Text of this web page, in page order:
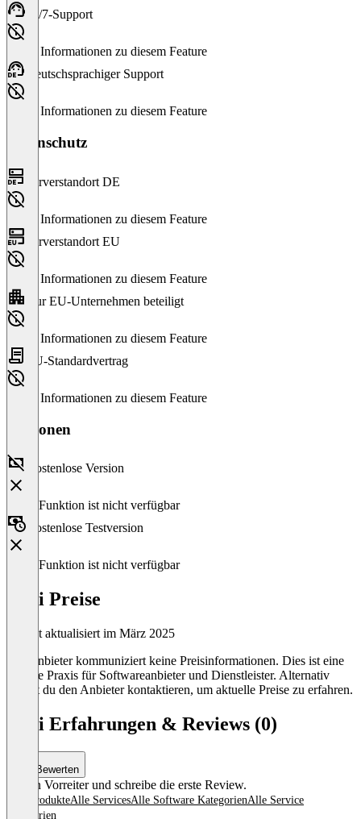
24/7-Support
Keine Informationen zu diesem Feature
Deutschsprachiger Support
Keine Informationen zu diesem Feature
Datenschutz
Serverstandort DE
Keine Informationen zu diesem Feature
Serverstandort EU
Keine Informationen zu diesem Feature
Nur EU-Unternehmen beteiligt
Keine Informationen zu diesem Feature
EU-Standardvertrag
Keine Informationen zu diesem Feature
Versionen
Kostenlose Version
Diese Funktion ist nicht verfügbar
Kostenlose Testversion
Diese Funktion ist nicht verfügbar
Vapi Preise
Zuletzt aktualisiert im März 2025
Der Anbieter kommuniziert keine Preisinformationen. Dies ist eine
übliche Praxis für Softwareanbieter und Dienstleister. Alternativ
kannst du den Anbieter kontaktieren, um aktuelle Preise zu erfahren.
Vapi Erfahrungen & Reviews (0)
Bewerten
Sei ein Vorreiter und schreibe die erste Review.
Alle ProdukteAlle ServicesAlle Software KategorienAlle Service
Kategorien